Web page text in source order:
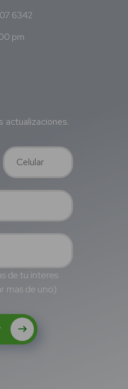
6342
pm
actualizaciones.
de tu interes
mas de uno)